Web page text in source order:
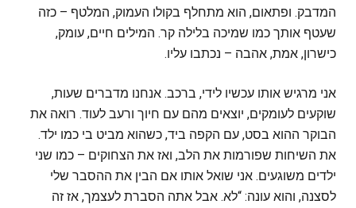
המדבק. ופתאום, הוא מתחלף בקולו העמוק, המלטף – כזה
שעטף אותך כמו שמיכה בלילה קר. המילים חיים, עומק,
כישרון, אמת, אהבה – נכתבו עליו.
אני מרגיש אותו עכשיו לידי, ברכב. אנחנו מדברים שעות,
שוקעים לעומקים, יוצאים מהם עם חיוך ורעב לעוד. רואה את
הבוקר ההוא בסט, עם הקפה ביד, כשהוא מביט בי כמו ילד.
את השיחות שפורמות את הלב, ואז את הצחוקים – כמו שני
ילדים משוגעים. אני שואל אותו אם הבין את ההסבר שלי
לסצנה, והוא עונה: “לא. אבל אתה הסברת לעצמך, אז זה